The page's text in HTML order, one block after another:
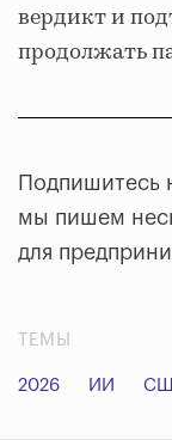
вердикт и
продолжать
Подпишитесь
мы пишем
для
ТЕМЫ
2026 ИИ